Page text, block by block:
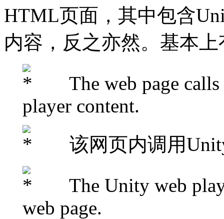
HTML页面，其中包含
内容，反之亦然。基本
The web page calls
player content.
该网页内调用Unity
The Unity web
web page.